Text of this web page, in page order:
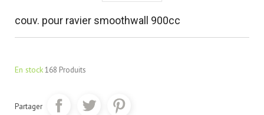
couv. pour ravier smoothwall 900cc
En stock168 Produits
Partager